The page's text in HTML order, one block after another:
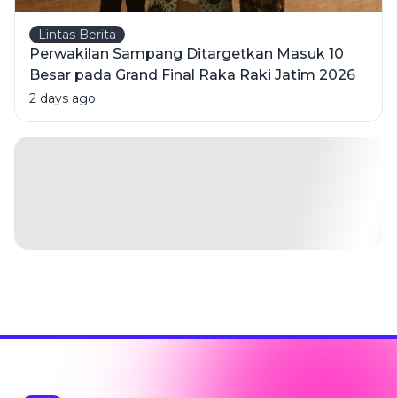
Lintas Berita
Perwakilan Sampang Ditargetkan Masuk 10
Besar pada Grand Final Raka Raki Jatim 2026
2 days ago